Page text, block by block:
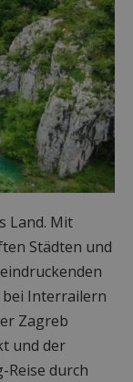
Land. Mit
Städten und
bei Interrailern
Zagreb
und der
Reise durch